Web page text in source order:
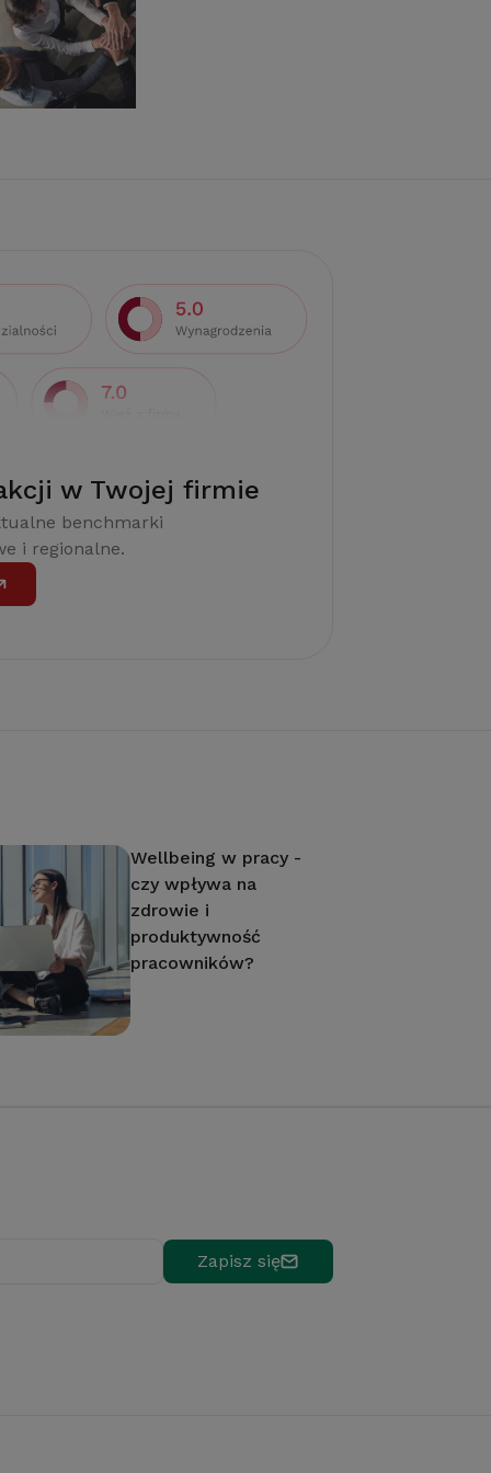
w Twojej firmie
benchmarki
i regionalne.
Wellbeing w pracy -
czy wpływa na
zdrowie i
produktywność
pracowników?
Zapisz się